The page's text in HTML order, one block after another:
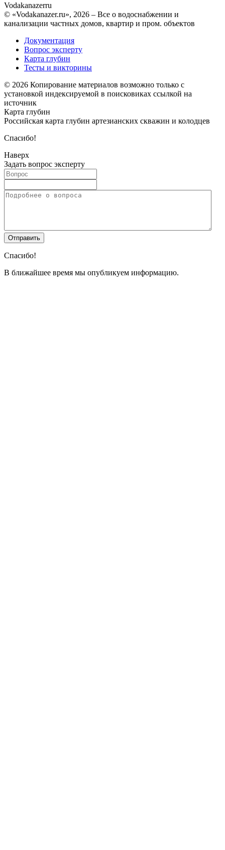
Vodakanazerru
© «Vodakanazer.ru», 2026 – Все о водоснабжении и
канализации частных домов, квартир и пром. объектов
Документация
Вопрос эксперту
Карта глубин
Тесты и викторины
© 2026 Копирование материалов возможно только с
установкой индексируемой в поисковиках ссылкой на
источник
Карта глубин
Российская карта глубин артезианских скважин и колодцев
Спасибо!
Наверх
Задать вопрос эксперту
Спасибо!
В ближайшее время мы опубликуем информацию.